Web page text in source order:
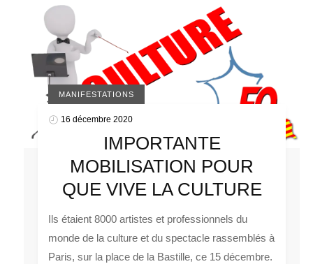
MANIFESTATIONS
16 décembre 2020
IMPORTANTE
MOBILISATION POUR
QUE VIVE LA CULTURE
Ils étaient 8000 artistes et professionnels du
monde de la culture et du spectacle rassemblés à
Paris, sur la place de la Bastille, ce 15 décembre.